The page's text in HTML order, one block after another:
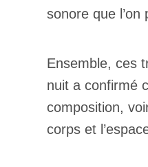
sonore que l’on
Ensemble, ces
nuit a confirmé
composition,
corps et